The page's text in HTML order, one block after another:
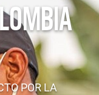
POR LA